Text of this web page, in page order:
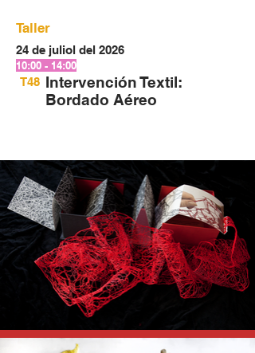
Taller
24 de juliol del 2026
10:00 - 14:00
T48 Intervención Textil:
Bordado Aéreo